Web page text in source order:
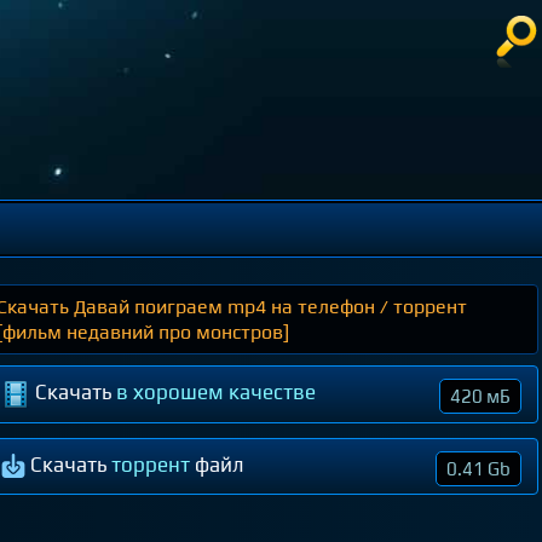
Давай поиграем mp4 на телефон / торрент
недавний про монстров]
Скачать в хорошем качестве 420 мБ
Скачать торрент файл 0.41 Gb